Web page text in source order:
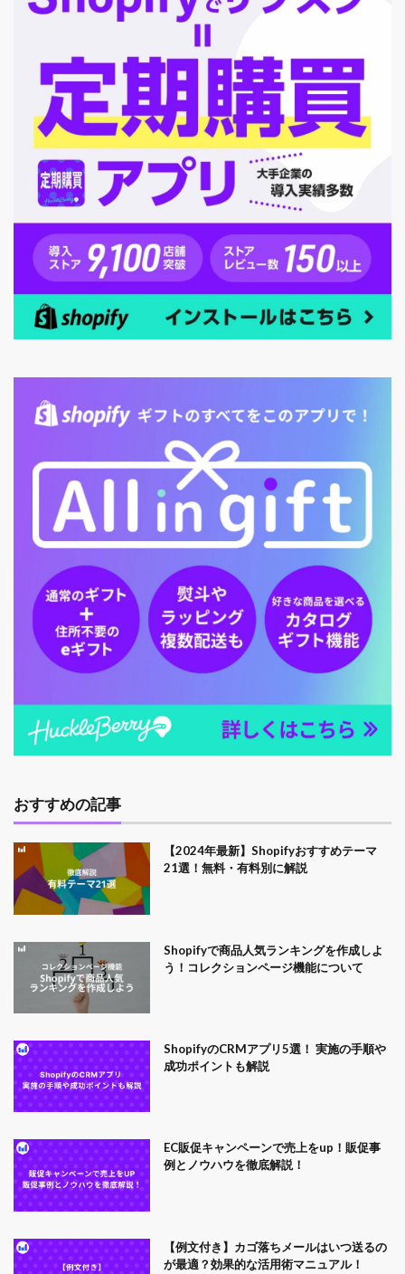
おすすめの記事
【2024年最新】Shopifyおすすめテーマ
21選！無料・有料別に解説
Shopifyで商品人気ランキングを作成しよ
う！コレクションページ機能について
ShopifyのCRMアプリ5選！ 実施の手順や
成功ポイントも解説
EC販促キャンペーンで売上をup！販促事
例とノウハウを徹底解説！
【例文付き】カゴ落ちメールはいつ送るの
が最適？効果的な活用術マニュアル！